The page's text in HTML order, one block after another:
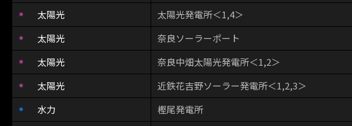
太陽光
太陽光発電所＜1,4＞
太陽光
奈良ソーラーポート
太陽光
奈良中畑太陽光発電所＜1,2＞
太陽光
近鉄花吉野ソーラー発電所＜1,2,3＞
水力
樫尾発電所